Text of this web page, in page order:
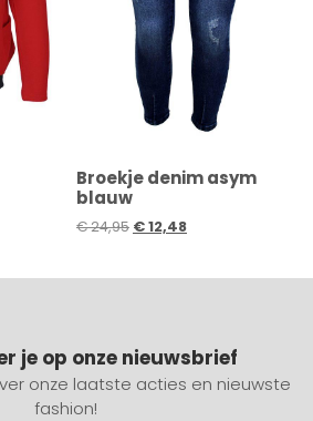
Broekje denim asym
blauw
€24,95 €12,48
je op onze nieuwsbrief
onze laatste acties en nieuwste
fashion!